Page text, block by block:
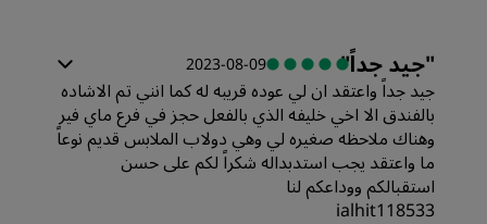
القيمة
جودة أماكن النوم
"جيد جداً"
2023-08-09
جيد جداً واعتقد ان لي عوده قريبه له كما انني تم الاشاده
بالفندق الا اخي خليفه الذي بالفعل حجز في فرع ماي فير
وهناك ملاحظه صغيره لي وهي دولاب الملابس قديم نوعاً
ما واعتقد يجب استدبداله شكراً لكم على حسن
استقبالكم ووداعكم لنا
ialhit118533